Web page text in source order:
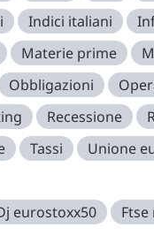
Indici italiani
Materie prime
Obbligazioni
Recessione
Tassi Unione
eurostoxx50 Ftse